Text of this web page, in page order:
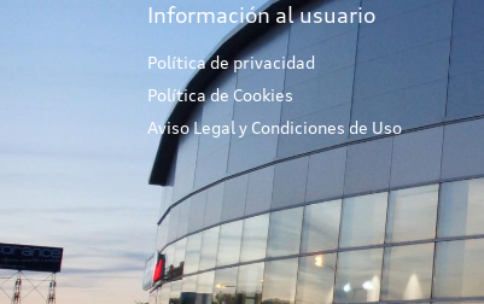
Información al usuario
Política de privacidad
Política de Cookies
Aviso Legal y Condiciones de Uso